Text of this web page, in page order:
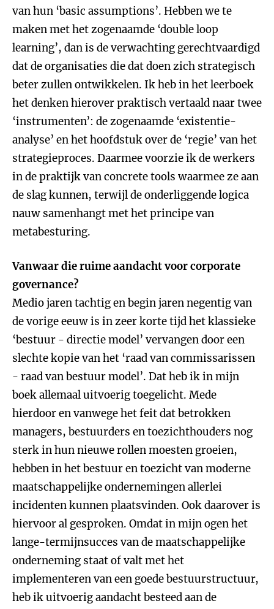
van hun ‘basic assumptions’. Hebben we te
maken met het zogenaamde ‘double loop
learning’, dan is de verwachting gerechtvaardigd
dat de organisaties die dat doen zich strategisch
beter zullen ontwikkelen. Ik heb in het leerboek
het denken hierover praktisch vertaald naar twee
‘instrumenten’: de zogenaamde ‘existentie-
analyse’ en het hoofdstuk over de ‘regie’ van het
strategieproces. Daarmee voorzie ik de werkers
in de praktijk van concrete tools waarmee ze aan
de slag kunnen, terwijl de onderliggende logica
nauw samenhangt met het principe van
metabesturing.
Vanwaar die ruime aandacht voor corporate
governance?
Medio jaren tachtig en begin jaren negentig van
de vorige eeuw is in zeer korte tijd het klassieke
‘bestuur - directie model’ vervangen door een
slechte kopie van het ‘raad van commissarissen
- raad van bestuur model’. Dat heb ik in mijn
boek allemaal uitvoerig toegelicht. Mede
hierdoor en vanwege het feit dat betrokken
managers, bestuurders en toezichthouders nog
sterk in hun nieuwe rollen moesten groeien,
hebben in het bestuur en toezicht van moderne
maatschappelijke ondernemingen allerlei
incidenten kunnen plaatsvinden. Ook daarover is
hiervoor al gesproken. Omdat in mijn ogen het
lange-termijnsucces van de maatschappelijke
onderneming staat of valt met het
implementeren van een goede bestuurstructuur,
heb ik uitvoerig aandacht besteed aan de